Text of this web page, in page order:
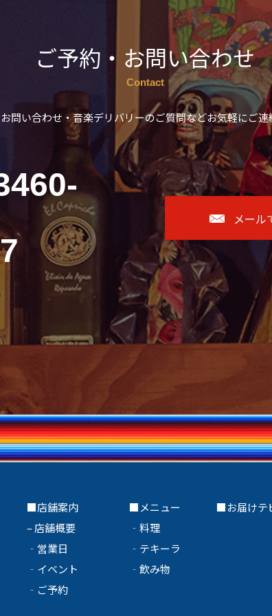
ご予約・お問い合わせ
Contact
問い合わせ・音楽デリバリーのご質問などお気軽にご連
メール
■店舗案内
–店舗概要
‐ 営業日
‐ イベント
‐ ご予約
■メニュー
‐料理
‐ テキーラ
‐飲み物
■お届けテ